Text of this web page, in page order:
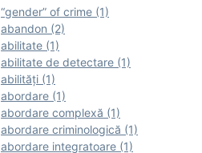
“gender” of crime (1)
abandon (2)
abilitate (1)
abilitate de detectare (1)
abilităţi (1)
abordare (1)
abordare complexă (1)
abordare criminologică (1)
abordare integratoare (1)